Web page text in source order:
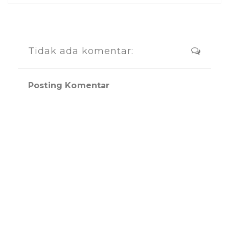
Tidak ada komentar:
Posting Komentar